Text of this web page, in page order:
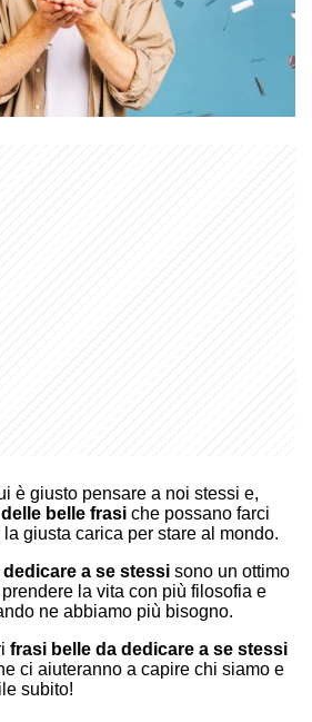
è giusto pensare a noi stessi e,
belle frasi che possano farci
giusta carica per stare al mondo.
dedicare a se stessi sono un ottimo
la vita con più filosofia e
ne abbiamo più bisogno.
frasi belle da dedicare a se stessi
ci aiuteranno a capire chi siamo e
subito!